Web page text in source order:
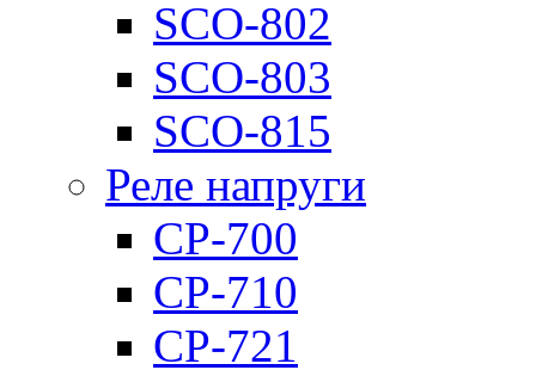
SCO-802
SCO-803
SCO-815
Реле напруги
CP-700
CP-710
CP-721